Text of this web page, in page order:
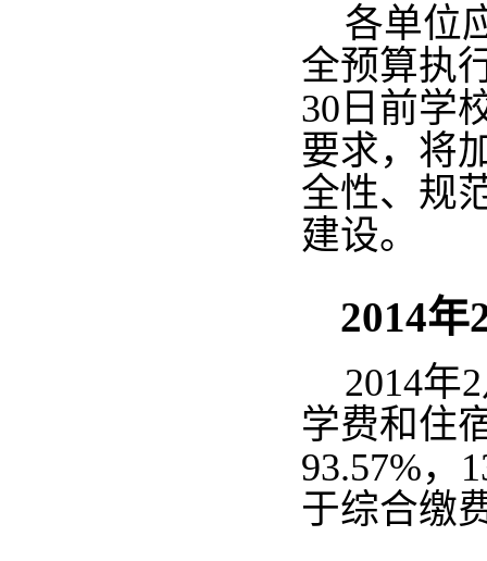
各单位
全预算执
30日前学
要求，将
全性、规
建设。
2014年
2014年
学费和住
93.57%，
于综合缴